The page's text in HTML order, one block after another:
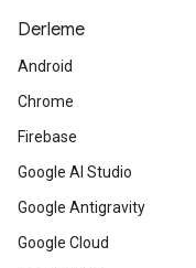
Derleme
Android
Chrome
Firebase
Google AI Studio
Google Antigravity
Google Cloud